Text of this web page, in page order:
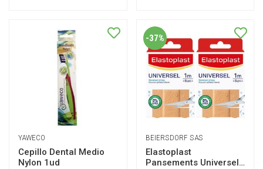
YAWECO
Cepillo Dental Medio
Nylon 1ud
-37%
BEIERSDORF SAS
Elastoplast
Pansements Universel